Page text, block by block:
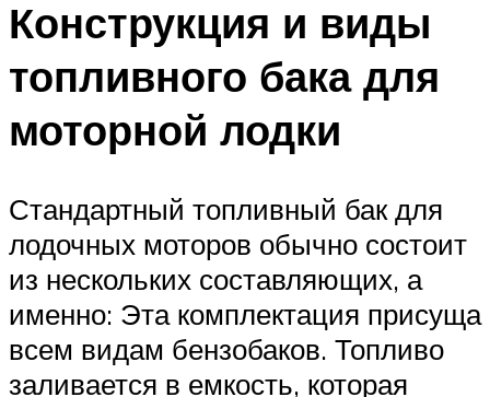
Конструкция и виды
топливного бака для
моторной лодки
Стандартный топливный бак для
лодочных моторов обычно состоит
из нескольких составляющих, а
именно: Эта комплектация присуща
всем видам бензобаков. Топливо
заливается в емкость, которая